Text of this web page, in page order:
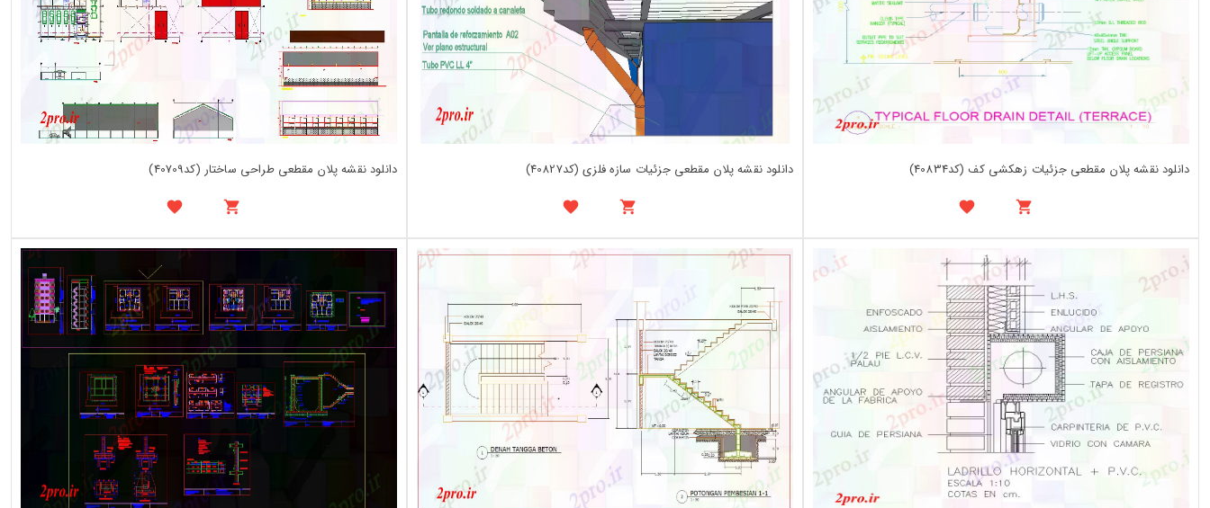
دانلود نقشه پلان مقطعی جزئیات زهکشی کف (کد40834) دانلود نقشه پلان مقطعی جزئیات سازه فلزی (کد40827) دانلود نقشه پلان مقطعی طراحی ساختار (کد40709)